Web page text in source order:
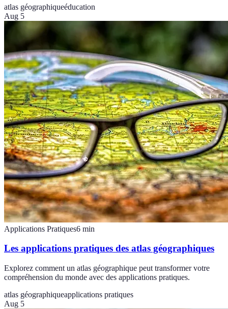
atlas géographiqueéducation
Aug 5
Applications Pratiques6 min
Les applications pratiques des atlas géographiques
Explorez comment un atlas géographique peut transformer votre
compréhension du monde avec des applications pratiques.
atlas géographiqueapplications pratiques
Aug 5